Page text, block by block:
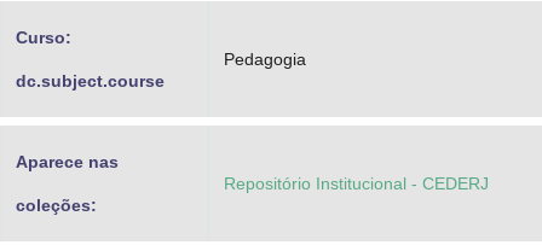
Curso:
dc.subject.course
Pedagogia
Aparece nas
coleções:
Repositório Institucional - CEDERJ